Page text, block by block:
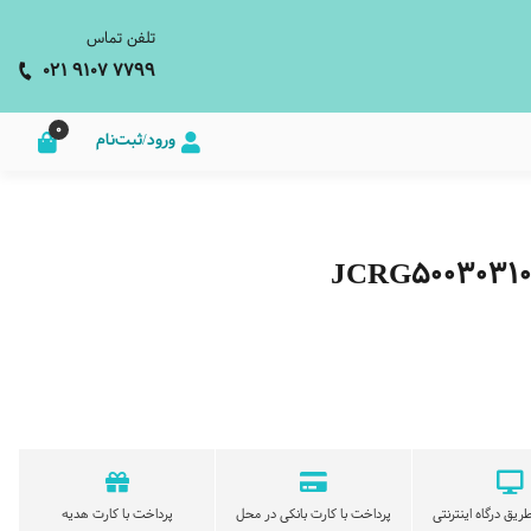
تلفن تماس
021 9107 7799
ورود/ثبت‌نام 0
درگاه اینترنتی
پرداخت با کارت بانکی در محل
پرداخت با کارت هدیه